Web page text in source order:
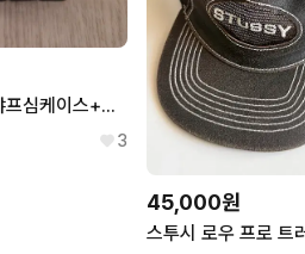
펜텔 한정판 샤프심케이스+샤프심 20통 팝니다
3
45,000원